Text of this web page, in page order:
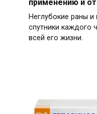
применению и
Неглубокие раны
спутники каждого
всей его жизни.